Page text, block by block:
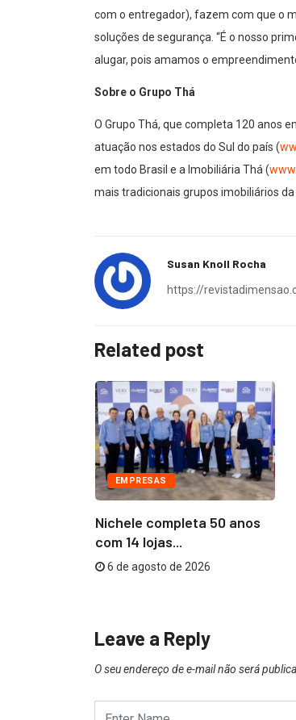
com o entregador), fazem com que o
soluções de segurança. “É o nosso
alugar, pois amamos o
Sobre o Grupo Thá
O Grupo Thá, que completa 120 anos
atuação nos estados do Sul do país (
em todo Brasil e a Imobiliária Thá (
mais tradicionais grupos imobiliários da
Susan Knoll Rocha
https://
Related post
EMPRESAS
Nichele completa 50 anos
com 14 lojas...
6 de agosto de 2026
Leave a Reply
O seu endereço de e-mail não será